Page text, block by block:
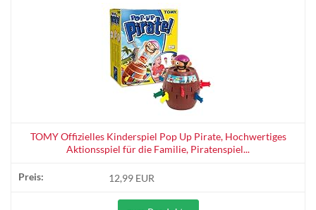
TOMY Offizielles Kinderspiel Pop Up Pirate, Hochwertiges
Aktionsspiel für die Familie, Piratenspiel...
12,99 EUR